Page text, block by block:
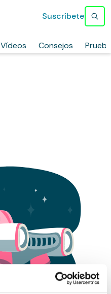
Vídeos Consejos
Suscríbete